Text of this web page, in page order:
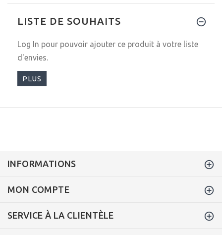
LISTE DE SOUHAITS
Log In pour pouvoir ajouter ce produit à votre liste
d'envies.
PLUS
INFORMATIONS
MON COMPTE
SERVICE À LA CLIENTÈLE